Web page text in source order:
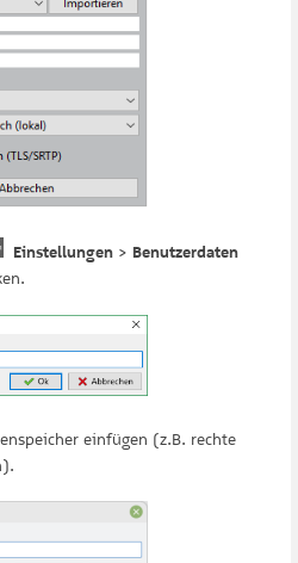
Einstellungen > Benutzerdaten
einfügen (z.B. rechte